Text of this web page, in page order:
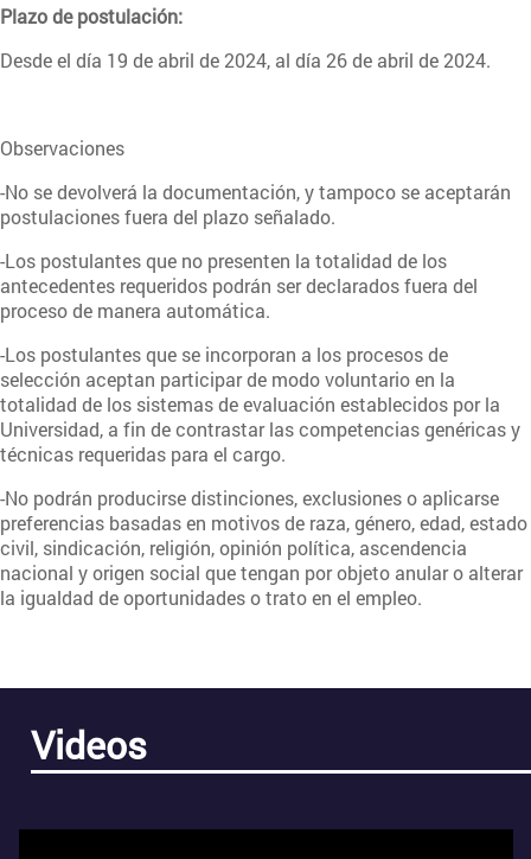
Plazo de postulación:
Desde el día 19 de abril de 2024, al día 26 de abril de 2024.
Observaciones
-No se devolverá la documentación, y tampoco se aceptarán
postulaciones fuera del plazo señalado.
-Los postulantes que no presenten la totalidad de los
antecedentes requeridos podrán ser declarados fuera del
proceso de manera automática.
-Los postulantes que se incorporan a los procesos de
selección aceptan participar de modo voluntario en la
totalidad de los sistemas de evaluación establecidos por la
Universidad, a fin de contrastar las competencias genéricas y
técnicas requeridas para el cargo.
-No podrán producirse distinciones, exclusiones o aplicarse
preferencias basadas en motivos de raza, género, edad, estado
civil, sindicación, religión, opinión política, ascendencia
nacional y origen social que tengan por objeto anular o alterar
la igualdad de oportunidades o trato en el empleo.
Videos